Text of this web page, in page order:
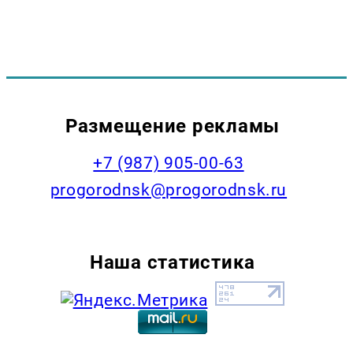
Размещение рекламы
+7 (987) 905-00-63
progorodnsk@progorodnsk.ru
Наша статистика